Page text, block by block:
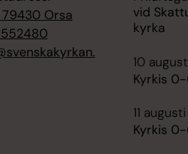
79430 Orsa
vid
kyrka
10
Kyrkis
11
Kyrkis